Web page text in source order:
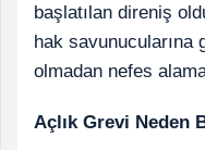
başlatılan direniş
hak savunucularına
olmadan nefes
Açlık Grevi Neden